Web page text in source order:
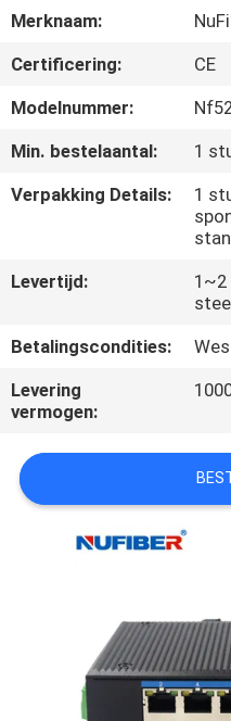
ONS
NIEUWS
EEN
CITAAT
SITEMAP
PRIVACYBELEID
Merknaam:
Certificering:
CE
Modelnummer:
Min. bestelaantal:
1
Verpakking Details:
1
Levertijd:
1~2
Betalingscondities:
Levering
vermogen: